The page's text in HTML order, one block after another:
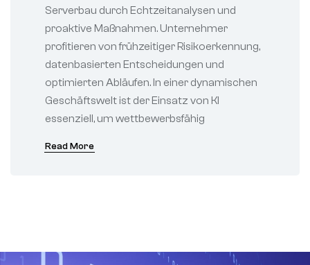
Serverbau durch Echtzeitanalysen und
proaktive Maßnahmen. Unternehmer
profitieren von frühzeitiger Risikoerkennung,
datenbasierten Entscheidungen und
optimierten Abläufen. In einer dynamischen
Geschäftswelt ist der Einsatz von KI
essenziell, um wettbewerbsfähig
Read More